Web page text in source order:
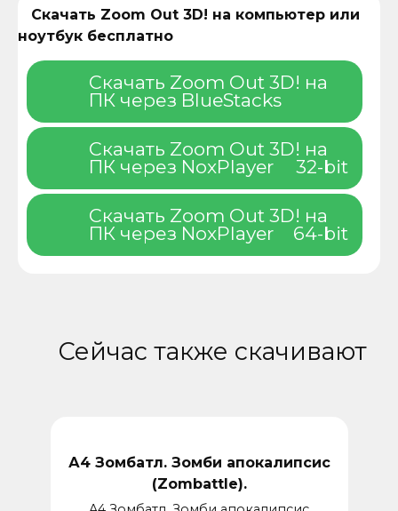
Скачать Zoom Out 3D! на компьютер или
ноутбук бесплатно
Скачать Zoom Out 3D! на
ПК через BlueStacks
Скачать Zoom Out 3D! на
ПК через NoxPlayer
32-bit
Скачать Zoom Out 3D! на
ПК через NoxPlayer
64-bit
Сейчас также скачивают
А4 Зомбатл. Зомби апокалипсис
(Zombattle).